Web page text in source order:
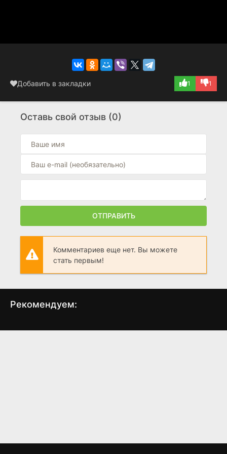
Добавить в закладки 1 1
Оставь свой отзыв (0)
ОТПРАВИТЬ
Комментариев еще нет. Вы можете
стать первым!
Рекомендуем:
Гость Тупой и еще тупее